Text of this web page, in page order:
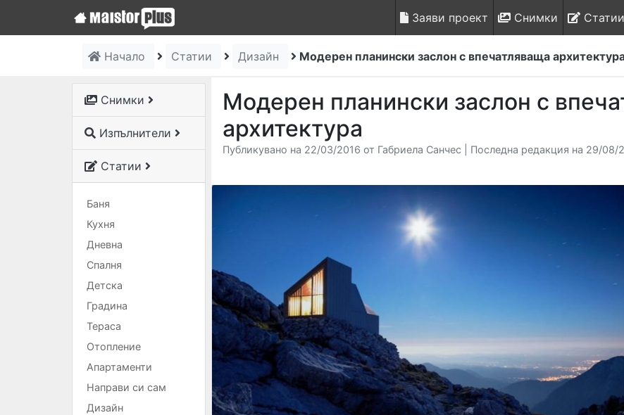
Заяви проект Снимки Статии
Начало Статии Дизайн Модерен планински заслон с впечатляваща
Снимки
Изпълнители
Статии
Баня
Кухня
Дневна
Спалня
Детска
Градина
Тераса
Отопление
Апартаменти
Направи си сам
Дизайн
Модерен планински заслон с
архитектура
Публикувано на 22/03/2016 от Габриела Санчес | Последна редакция на 29/08/